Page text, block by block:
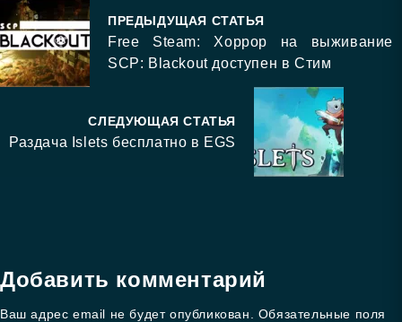
ПРЕДЫДУЩАЯ СТАТЬЯ
Free Steam: Хоррор на выживание
SCP: Blackout доступен в Стим
СЛЕДУЮЩАЯ СТАТЬЯ
Раздача Islets бесплатно в EGS
Добавить комментарий
Ваш адрес email не будет опубликован.
Обязательные поля